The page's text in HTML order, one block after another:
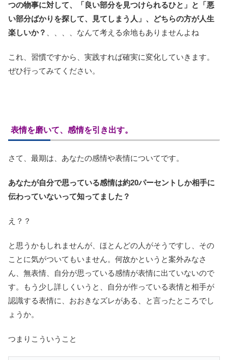
つの物事に対して、「良い部分を見つけられるひと」と「悪
い部分ばかりを探して、見てしまう人」、どちらの方が人生
楽しいか？
、、、、なんて考える余地もありませんよね
これ、習慣ですから、実践すれば確実に変化していきます。
ぜひ行ってみてください。
表情を磨いて、感情を引き出す。
さて、最期は、あなたの感情や表情についてです。
あなたが自分で思っている感情は約20パーセントしか相手に
伝わっていないって知ってました？
え？？
と思うかもしれませんが、ほとんどの人がそうですし、その
ことに気がついてもいません。何故かというと案外みなさ
ん、無表情、自分が思っている感情が表情に出ていないので
す。もう少し詳しくいうと、自分が作っている表情と相手が
認識する表情に、おおきなズレがある、と言ったところでし
ょうか。
つまりこういうこと